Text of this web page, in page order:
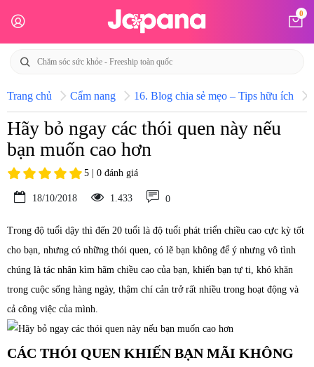
0
Trang chủ Cẩm nang 16. Blog chia sẻ mẹo – Tips hữu ích
Hãy bỏ ngay các thói quen này nếu
bạn muốn cao hơn
5 | 0 đánh giá
18/10/2018 1.433 0
Trong độ tuổi dậy thì đến 20 tuổi là độ tuổi phát triển chiều cao cực kỳ tốt
cho bạn, nhưng có những thói quen, có lẽ bạn không để ý nhưng vô tình
chúng là tác nhân kìm hãm chiều cao của bạn, khiến bạn tự ti, khó khăn
trong cuộc sống hàng ngày, thậm chí cản trở rất nhiều trong hoạt động và
cả công việc của mình.
CÁC THÓI QUEN KHIẾN BẠN MÃI KHÔNG